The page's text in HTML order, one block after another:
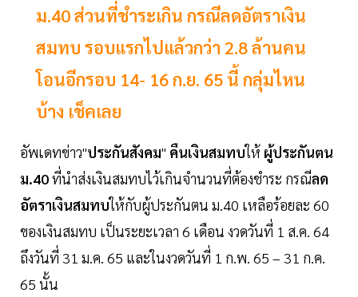
ม.40 ส่วนที่ชำระเกิน กรณีลดอัตราเงิน
สมทบ รอบแรกไปแล้วกว่า 2.8 ล้านคน
โอนอีกรอบ 14- 16 ก.ย. 65 นี้ กลุ่มไหน
บ้าง เช็คเลย
อัพเดทข่าว"ประกันสังคม" คืนเงินสมทบให้ ผู้ประกันตน
ม.40ที่นำส่งเงินสมทบไว้เกินจำนวนที่ต้องชำระ กรณีลด
อัตราเงินสมทบให้กับผู้ประกันตน ม.40 เหลือร้อยละ 60
ของเงินสมทบ เป็นระยะเวลา 6 เดือน งวดวันที่ 1 ส.ค. 64
ถึงวันที่ 31 ม.ค. 65 และในงวดวันที่ 1 ก.พ. 65 – 31 ก.ค.
65 นั้น